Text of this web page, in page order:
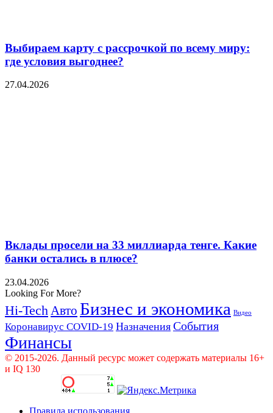
Выбираем карту с рассрочкой по всему миру:
где условия выгоднее?
27.04.2026
Вклады просели на 33 миллиарда тенге. Какие
банки остались в плюсе?
23.04.2026
Looking For More?
Hi-Tech Авто Бизнес и экономика Видео
Коронавирус COVID-19 Назначения События
Финансы
© 2015-2026. Данный ресурс может содержать материалы 16+
и IQ 130
Правила использования